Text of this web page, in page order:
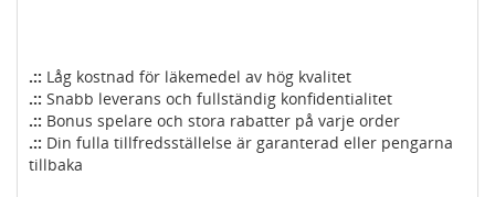
.:: Låg kostnad för läkemedel av hög kvalitet
.:: Snabb leverans och fullständig konfidentialitet
.:: Bonus spelare och stora rabatter på varje order
.:: Din fulla tillfredsställelse är garanterad eller pengarna
tillbaka